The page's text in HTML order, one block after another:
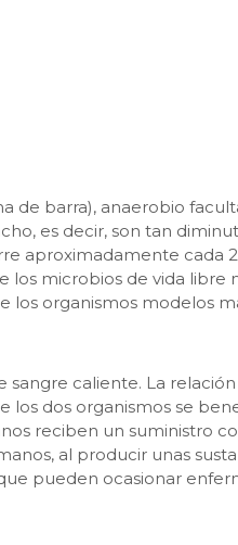
de barra), anaerobio
es decir, son tan
aproximadamente cada
los microbios de vida libre
los organismos modelos
caliente. La
los dos organismos se
reciben un suministro
al producir unas
pueden ocasionar